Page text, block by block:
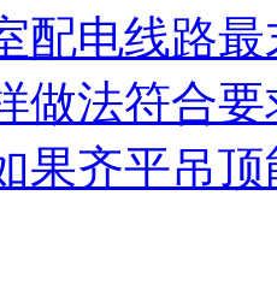
配电线路
做法符合
果齐平吊